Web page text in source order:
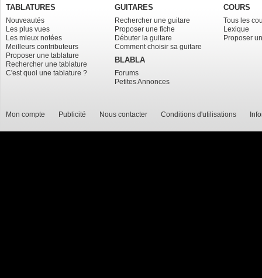
TABLATURES
Nouveautés
Les plus vues
Les mieux notées
Meilleurs contributeurs
Proposer une tablature
Rechercher une tablature
C'est quoi une tablature ?
GUITARES
Rechercher une guitare
Proposer une fiche
Débuter la guitare
Comment choisir sa guitare
BLABLA
Forums
Petites Annonces
COURS
Tous les
Lexique
Proposer
Mon compte Publicité Nous contacter Conditions d'utilisations